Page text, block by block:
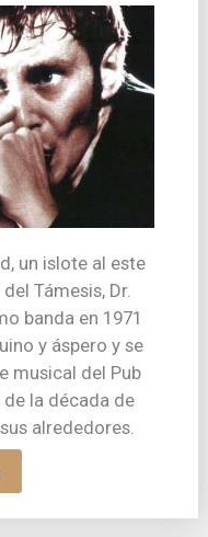
un islote al este
Támesis, Dr.
banda en 1971
y áspero y se
musical del Pub
la década de
alrededores.